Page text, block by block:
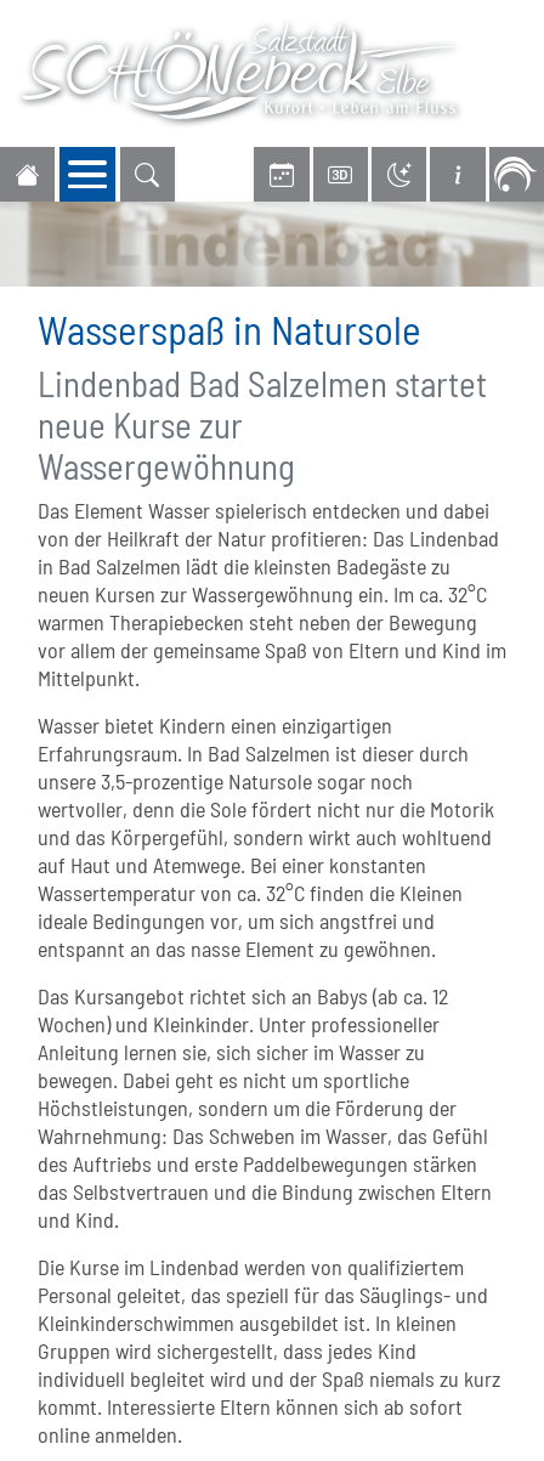
Navigation öffnen
Wasserspaß in Natursole
Lindenbad Bad Salzelmen startet
neue Kurse zur
Wassergewöhnung
Das Element Wasser spielerisch entdecken und dabei
von der Heilkraft der Natur profitieren: Das Lindenbad
in Bad Salzelmen lädt die kleinsten Badegäste zu
neuen Kursen zur Wassergewöhnung ein. Im ca. 32°C
warmen Therapiebecken steht neben der Bewegung
vor allem der gemeinsame Spaß von Eltern und Kind im
Mittelpunkt.
Wasser bietet Kindern einen einzigartigen
Erfahrungsraum. In Bad Salzelmen ist dieser durch
unsere 3,5-prozentige Natursole sogar noch
wertvoller, denn die Sole fördert nicht nur die Motorik
und das Körpergefühl, sondern wirkt auch wohltuend
auf Haut und Atemwege. Bei einer konstanten
Wassertemperatur von ca. 32°C finden die Kleinen
ideale Bedingungen vor, um sich angstfrei und
entspannt an das nasse Element zu gewöhnen.
Das Kursangebot richtet sich an Babys (ab ca. 12
Wochen) und Kleinkinder. Unter professioneller
Anleitung lernen sie, sich sicher im Wasser zu
bewegen. Dabei geht es nicht um sportliche
Höchstleistungen, sondern um die Förderung der
Wahrnehmung: Das Schweben im Wasser, das Gefühl
des Auftriebs und erste Paddelbewegungen stärken
das Selbstvertrauen und die Bindung zwischen Eltern
und Kind.
Die Kurse im Lindenbad werden von qualifiziertem
Personal geleitet, das speziell für das Säuglings- und
Kleinkinderschwimmen ausgebildet ist. In kleinen
Gruppen wird sichergestellt, dass jedes Kind
individuell begleitet wird und der Spaß niemals zu kurz
kommt. Interessierte Eltern können sich ab sofort
online anmelden.